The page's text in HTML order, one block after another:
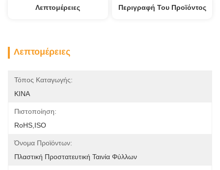
Λεπτομέρειες Περιγραφή Του Προϊόντος
Λεπτομέρειες
Τόπος Καταγωγής:
ΚΙΝΑ
Πιστοποίηση:
RoHS,ISO
Όνομα Προϊόντων:
Πλαστική Προστατευτική Ταινία Φύλλων